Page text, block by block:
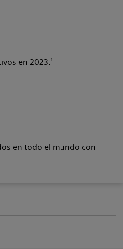
en 2023.¹
en todo el mundo con